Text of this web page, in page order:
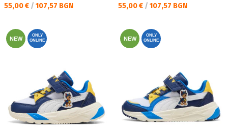
Текуща цена:
55,00 € / 107,57 BGN Текуща цена:
55,00 € / 107,57 BGN
NEW
ONLY
ONLINE
NEW
ONLY
ONLINE